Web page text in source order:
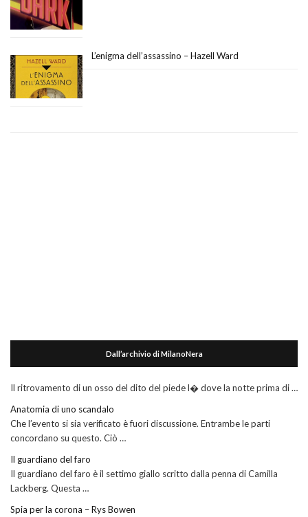
L’enigma dell’assassino – Hazell Ward
Dall’archivio di MilanoNera
Il ritrovamento di un osso del dito del piede l� dove la notte prima di …
Anatomia di uno scandalo
Che l’evento si sia verificato è fuori discussione. Entrambe le parti
concordano su questo. Ciò …
Il guardiano del faro
Il guardiano del faro è il settimo giallo scritto dalla penna di Camilla
Lackberg. Questa …
Spia per la corona – Rys Bowen